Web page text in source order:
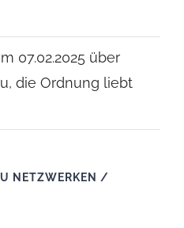
07.02.2025 über
die Ordnung liebt
NETZWERKEN /